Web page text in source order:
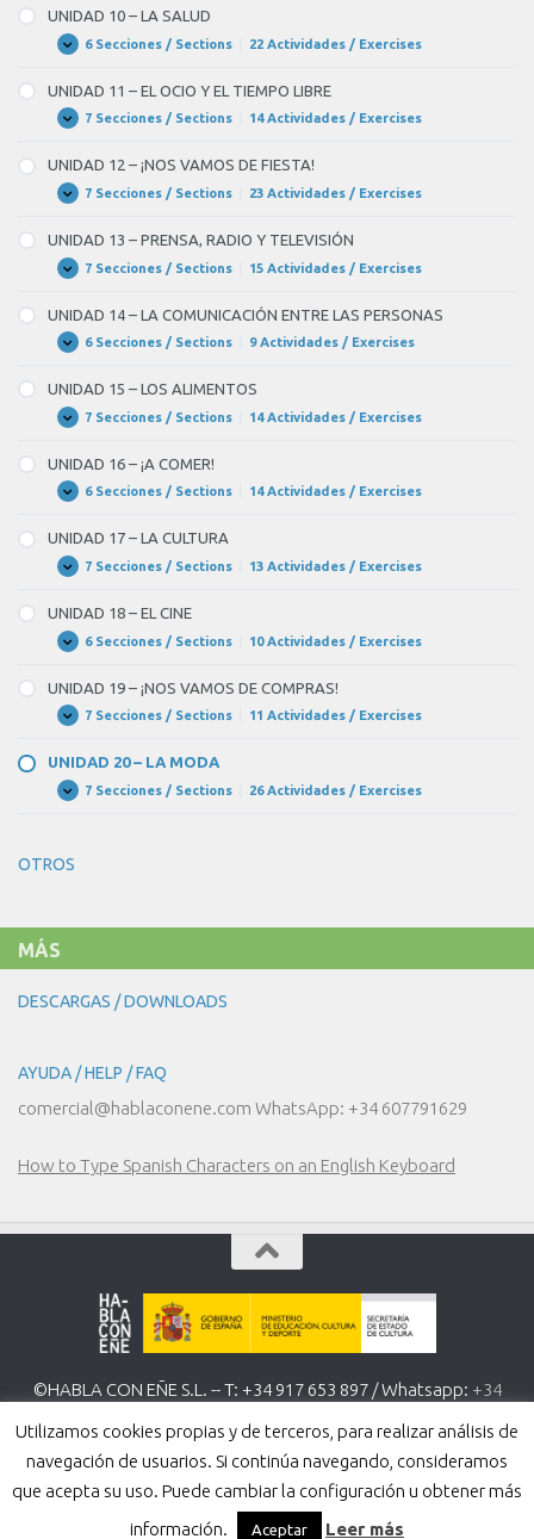
–
EL
CUERPO
Y
HIGIENE
PERSONAL
UNIDAD 10 – LA SALUD
Expandir
UNIDAD
–
LA
SALUD
6 Secciones / Sections 22 Actividades / Exercises
UNIDAD 11 – EL OCIO Y EL TIEMPO LIBRE
Expandir
UNIDAD
–
EL
OCIO
Y
TIEMPO
LIBRE
7 Secciones / Sections 14 Actividades / Exercises
UNIDAD 12 – ¡NOS VAMOS DE FIESTA!
Expandir
UNIDAD
–
¡NOS
VAMOS
DE
7 Secciones / Sections 23 Actividades / Exercises
UNIDAD 13 – PRENSA, RADIO Y TELEVISIÓN
Expandir
UNIDAD
–
PRENSA,
RADIO
Y
7 Secciones / Sections 15 Actividades / Exercises
UNIDAD 14 – LA COMUNICACIÓN ENTRE LAS PERSONAS
Expandir
UNIDAD
–
LA
COMUNICACIÓN
ENTRE
PERSONAS
6 Secciones / Sections 9 Actividades / Exercises
UNIDAD 15 – LOS ALIMENTOS
Expandir
UNIDAD
–
LOS
ALIMENTOS
7 Secciones / Sections 14 Actividades / Exercises
UNIDAD 16 – ¡A COMER!
Expandir
UNIDAD
–
¡A
COMER!
6 Secciones / Sections 14 Actividades / Exercises
UNIDAD 17 – LA CULTURA
Expandir
UNIDAD
–
LA
CULTURA
7 Secciones / Sections 13 Actividades / Exercises
UNIDAD 18 – EL CINE
Expandir
UNIDAD
–
EL
CINE
6 Secciones / Sections 10 Actividades / Exercises
UNIDAD 19 – ¡NOS VAMOS DE COMPRAS!
Expandir
UNIDAD
–
¡NOS
VAMOS
DE
7 Secciones / Sections 11 Actividades / Exercises
UNIDAD 20 – LA MODA
Expandir
UNIDAD
MODA
7 Secciones / Sections 26 Actividades / Exercises
OTROS
MÁS
DESCARGAS / DOWNLOADS
AYUDA / HELP / FAQ
comercial@hablaconene.com WhatsApp: +34 607791629
How to Type Spanish Characters on an English Keyboard
©HABLA CON EÑE S.L. -- T: +34 917 653 897 / Whatsapp: +34
Política de Privacidad-Política de cookies
Utilizamos cookies propias y de terceros, para realizar análisis de
navegación de usuarios. Si continúa navegando, consideramos
que acepta su uso. Puede cambiar la configuración u obtener más
información.
Aceptar Leer más